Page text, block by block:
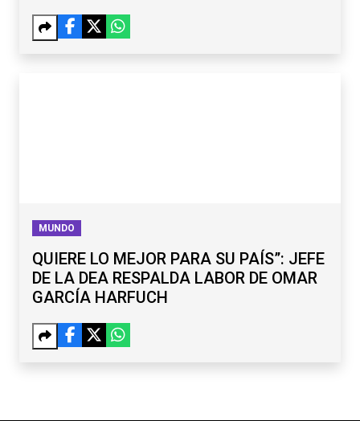
MUNDO
QUIERE LO MEJOR PARA SU PAÍS”: JEFE
DE LA DEA RESPALDA LABOR DE OMAR
GARCÍA HARFUCH